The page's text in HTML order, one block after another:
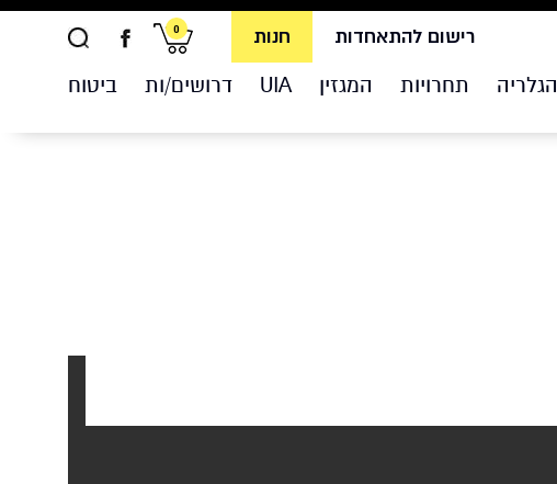
רישום להתאחדות חנות 0
הגלריה תחרויות המגזין UIA דרושים/ות ביטוח